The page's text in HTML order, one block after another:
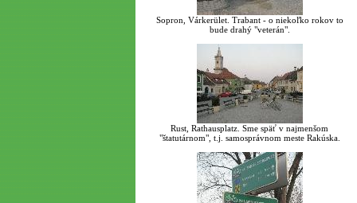
Sopron, Várkerület. Trabant - o niekoľko rokov to
bude drahý "veterán".
Rust, Rathausplatz. Sme späť v najmenšom
"štatutárnom", t.j. samosprávnom meste Rakúska.